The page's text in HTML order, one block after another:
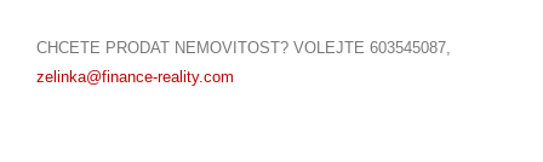
CHCETE PRODAT NEMOVITOST? VOLEJTE 603545087,
zelinka@finance-reality.com